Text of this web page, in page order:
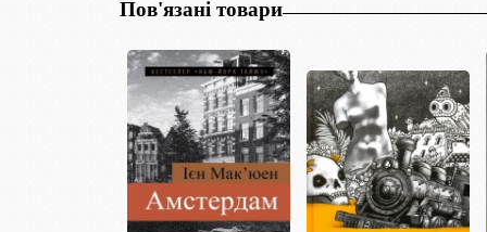
Пов'язані товари